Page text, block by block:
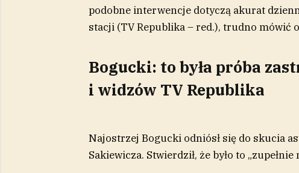
podobne interwencje dotyczą akurat
stacji (TV Republika – red.), trudno mówić
Bogucki: to była próba
i widzów TV Republika
Najostrzej Bogucki odniósł się do skucia
Sakiewicza. Stwierdził, że było to